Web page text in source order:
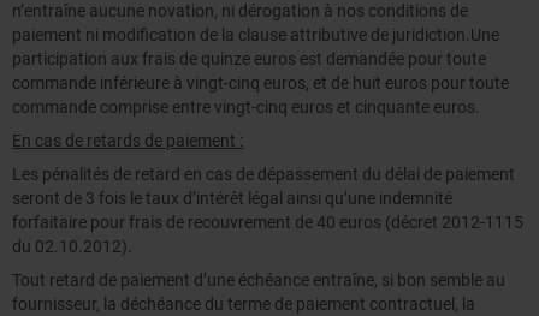
n’entraîne aucune novation, ni dérogation à nos conditions de
paiement ni modification de la clause attributive de juridiction.Une
participation aux frais de quinze euros est demandée pour toute
commande inférieure à vingt-cinq euros, et de huit euros pour toute
commande comprise entre vingt-cinq euros et cinquante euros.
En cas de retards de paiement :
Les pénalités de retard en cas de dépassement du délai de paiement
seront de 3 fois le taux d’intérêt légal ainsi qu’une indemnité
forfaitaire pour frais de recouvrement de 40 euros (décret 2012-1115
du 02.10.2012).
Tout retard de paiement d’une échéance entraîne, si bon semble au
fournisseur, la déchéance du terme de paiement contractuel, la